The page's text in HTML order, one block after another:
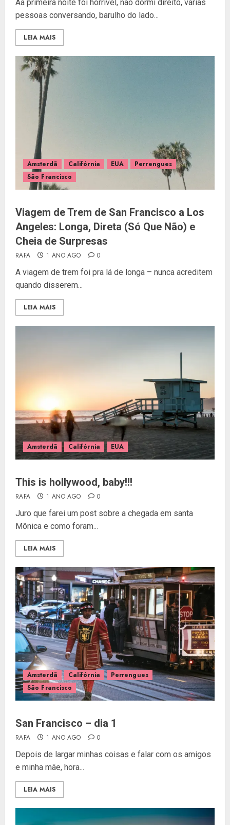
Aa primeira noite foi horrível, não dormi direito, várias
pessoas conversando, barulho do lado...
LEIA MAIS
Amsterdã Califórnia EUA
Perrengues
São Francisco
Viagem de Trem de San Francisco a Los
Angeles: Longa, Direta (Só Que Não) e
Cheia de Surpresas
RAFA 1 ANO AGO 0
A viagem de trem foi pra lá de longa – nunca acreditem
quando disserem...
LEIA MAIS
Amsterdã Califórnia EUA
This is hollywood, baby!!!
RAFA 1 ANO AGO 0
Juro que farei um post sobre a chegada em santa
Mônica e como foram...
LEIA MAIS
Amsterdã Califórnia
Perrengues
São Francisco
San Francisco – dia 1
RAFA 1 ANO AGO 0
Depois de largar minhas coisas e falar com os amigos
e minha mãe, hora...
LEIA MAIS